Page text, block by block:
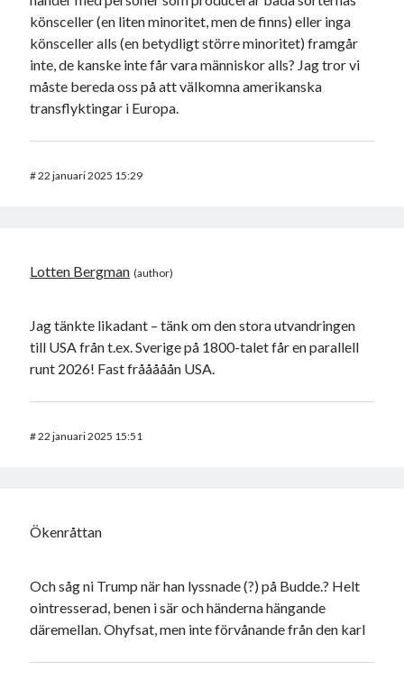
könsceller (en liten minoritet, men de finns) eller inga
könsceller alls (en betydligt större minoritet) framgår
inte, de kanske inte får vara människor alls? Jag tror vi
måste bereda oss på att välkomna amerikanska
transflyktingar i Europa.
#22 januari 2025 15:29
Lotten Bergman
Jag tänkte likadant – tänk om den stora utvandringen
till USA från t.ex. Sverige på 1800-talet får en parallell
runt 2026! Fast frååååån USA.
#22 januari 2025 15:51
Ökenråttan
Och såg ni Trump när han lyssnade (?) på Budde.? Helt
ointresserad, benen i sär och händerna hängande
däremellan. Ohyfsat, men inte förvånande från den karl